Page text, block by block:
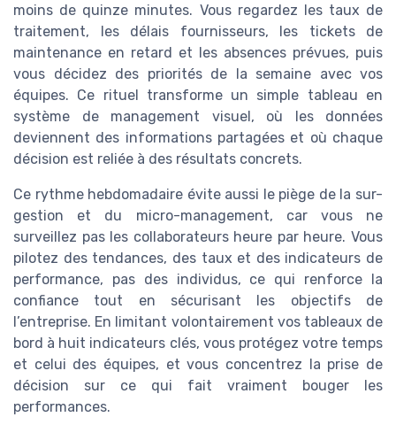
moins de quinze minutes. Vous regardez les taux de
traitement, les délais fournisseurs, les tickets de
maintenance en retard et les absences prévues, puis
vous décidez des priorités de la semaine avec vos
équipes. Ce rituel transforme un simple tableau en
système de management visuel, où les données
deviennent des informations partagées et où chaque
décision est reliée à des résultats concrets.
Ce rythme hebdomadaire évite aussi le piège de la sur-
gestion et du micro-management, car vous ne
surveillez pas les collaborateurs heure par heure. Vous
pilotez des tendances, des taux et des indicateurs de
performance, pas des individus, ce qui renforce la
confiance tout en sécurisant les objectifs de
l’entreprise. En limitant volontairement vos tableaux de
bord à huit indicateurs clés, vous protégez votre temps
et celui des équipes, et vous concentrez la prise de
décision sur ce qui fait vraiment bouger les
performances.